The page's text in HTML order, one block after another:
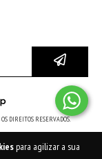
para agilizar a sua
DIREITOS RESERVADOS.